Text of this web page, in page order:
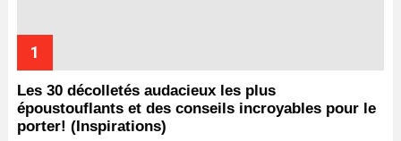
Les 30 décolletés audacieux les plus
époustouflants et des conseils incroyables pour le
porter! (Inspirations)